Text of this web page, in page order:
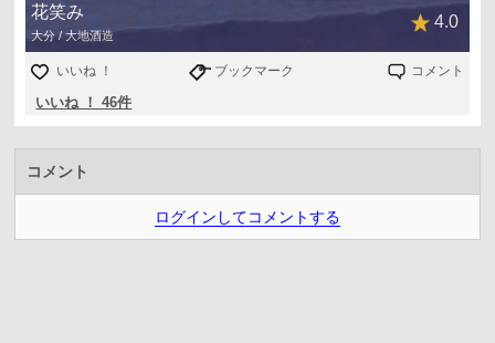
花笑み
大分 / 大地酒造
4.0
いいね ！ ブックマーク コメント
いいね ！ 46件
コメント
ログインしてコメントする